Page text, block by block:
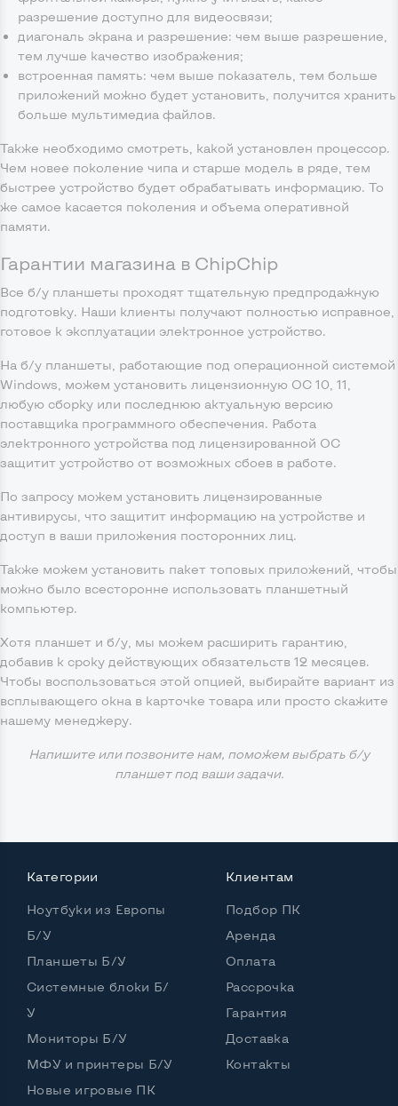
разрешение доступно для видеосвязи;
диагональ экрана и разрешение: чем выше разрешение,
тем лучше качество изображения;
встроенная память: чем выше показатель, тем больше
приложений можно будет установить, получится хранить
больше мультимедиа файлов.
Также необходимо смотреть, какой установлен процессор.
Чем новее поколение чипа и старше модель в ряде, тем
быстрее устройство будет обрабатывать информацию. То
же самое касается поколения и объема оперативной
памяти.
Гарантии магазина в ChipChip
Все б/у планшеты проходят тщательную предпродажную
подготовку. Наши клиенты получают полностью исправное,
готовое к эксплуатации электронное устройство.
На б/у планшеты, работающие под операционной системой
Windows, можем установить лицензионную ОС 10, 11,
любую сборку или последнюю актуальную версию
поставщика программного обеспечения. Работа
электронного устройства под лицензированной ОС
защитит устройство от возможных сбоев в работе.
По запросу можем установить лицензированные
антивирусы, что защитит информацию на устройстве и
доступ в ваши приложения посторонних лиц.
Также можем установить пакет топовых приложений, чтобы
можно было всесторонне использовать планшетный
компьютер.
Хотя планшет и б/у, мы можем расширить гарантию,
добавив к сроку действующих обязательств 12 месяцев.
Чтобы воспользоваться этой опцией, выбирайте вариант из
всплывающего окна в карточке товара или просто скажите
нашему менеджеру.
Напишите или позвоните нам, поможем выбрать б/у
планшет под ваши задачи.
Категории
Ноутбуки из Европы
Б/У
Планшеты Б/У
Системные блоки Б/
У
Мониторы Б/У
МФУ и принтеры Б/У
Новые игровые ПК
Клиентам
Подбор ПК
Аренда
Оплата
Рассрочка
Гарантия
Доставка
Контакты